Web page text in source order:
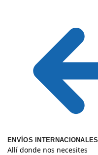
ENVÍOS INTERNACIONALES
Allí donde nos necesites